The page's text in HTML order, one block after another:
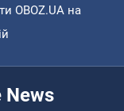
OBOZ.UA на
News